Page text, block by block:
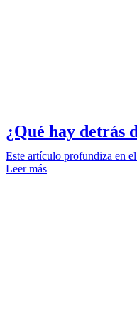
¿Qué hay detrás
Este artículo profundiza en
Leer más